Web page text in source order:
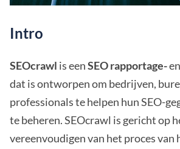
Intro
SEOcrawl is eenSEO rapportage-en
dat is ontworpen om bedrijven,
professionals te helpen hun SEO-
te beheren. SEOcrawl is gericht op
vereenvoudigen van het proces van